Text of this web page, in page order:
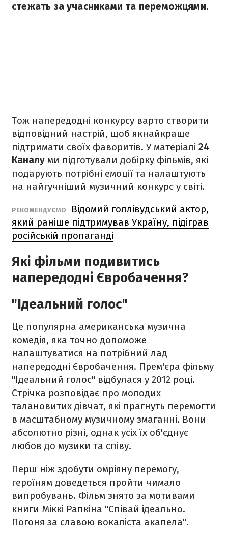
стежать за учасниками та переможцями.
Тож напередодні конкурсу варто створити
відповідний настрій, щоб якнайкраще
підтримати своїх фаворитів. У матеріалі 24
Каналу ми підготували добірку фільмів, які
подарують потрібні емоції та налаштують
на найгучніший музичний конкурс у світі.
РЕКОМЕНДУЄМО
Відомий голлівудський актор,
який раніше підтримував Україну, підіграв
російській пропаганді
Які фільми подивитись
напередодні Євробачення?
"Ідеальний голос"
Це популярна американська музична
комедія, яка точно допоможе
налаштуватися на потрібний лад
напередодні Євробачення. Прем'єра фільму
"Ідеальний голос" відбулася у 2012 році.
Стрічка розповідає про молодих
талановитих дівчат, які прагнуть перемогти
в масштабному музичному змаганні. Вони
абсолютно різні, однак усіх їх об'єднує
любов до музики та співу.
Перш ніж здобути омріяну перемогу,
героїням доведеться пройти чимало
випробувань. Фільм знято за мотивами
книги Міккі Рапкіна "Співай ідеально.
Погоня за славою вокаліста акапела".